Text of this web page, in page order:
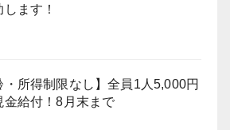
します！
・所得制限なし】全員1人5,000円
金給付！8月末まで